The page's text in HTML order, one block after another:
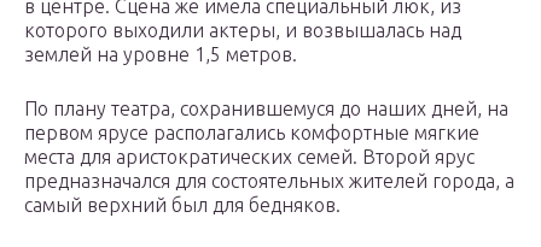
в центре. Сцена же имела специальный люк, из
которого выходили актеры, и возвышалась над
землей на уровне 1,5 метров.
По плану театра, сохранившемуся до наших дней, на
первом ярусе располагались комфортные мягкие
места для аристократических семей. Второй ярус
предназначался для состоятельных жителей города, а
самый верхний был для бедняков.